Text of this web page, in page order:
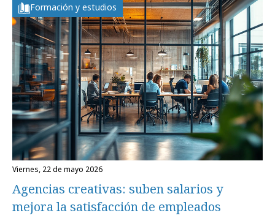
Formación y estudios
viernes, 22 de mayo 2026
Agencias creativas: suben salarios y
mejora la satisfacción de empleados